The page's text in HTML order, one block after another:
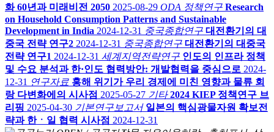
화 60년과 미래비전 2050 2025-08-29 ODA 정책연구 Research
on Household Consumption Patterns and Sustainable
Development in India 2024-12-31 중국종합연구 대전환기의 대
중국 전략 연구2 2024-12-31 중국종합연구 대전환기의 대중국
전략 연구1 2024-12-31 세계지역전략연구 인도의 인프라 정책
및 수요 분석과 한·인도 협력방안: 개발협력을 중심으로 2024-
12-31 연구자료 홍해 위기가 우리 경제에 미친 영향과 물류 회
랑 다변화에의 시사점 2025-05-27 기타 2024 KIEP 정책연구 브
리핑 2025-04-30 기본연구보고서 일본의 핵심광물자원 확보전
략과 한ㆍ일 협력 시사점 2024-12-31